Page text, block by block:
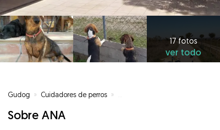
17 fotos
ver todo
Gudog » Cuidadores de perros »
Sobre ANA